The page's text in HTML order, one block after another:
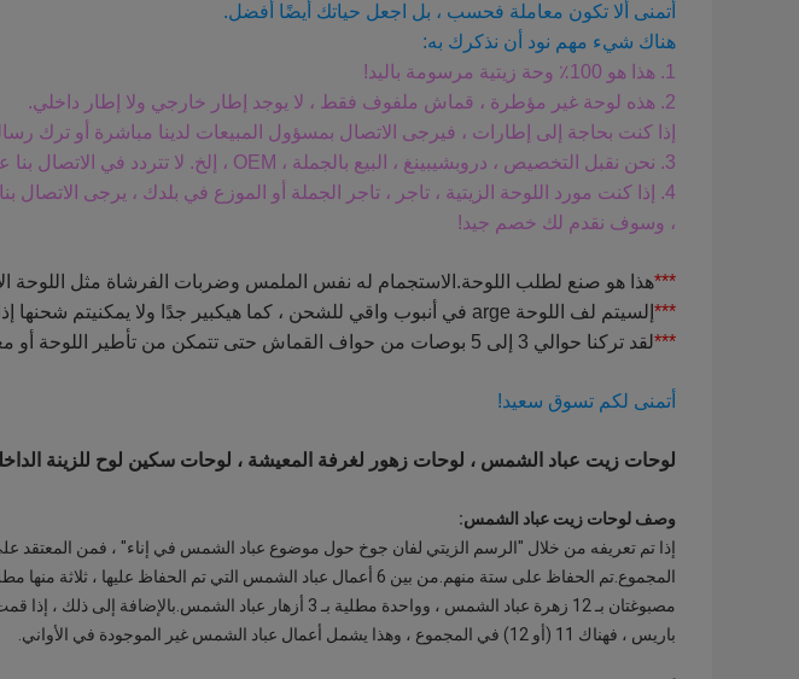
أتمنى ألا تكون معاملة فحسب ، بل اجعل حياتك أيضًا أفضل.
هناك شيء مهم نود أن نذكرك به:
1. هذا هو 100٪ وحة زيتية مرسومة باليد!
2. هذه لوحة غير مؤطرة ، قماش ملفوف فقط ، لا يوجد إطار خارجي ولا إطار داخلي.
إذا كنت بحاجة إلى إطارات ، فيرجى الاتصال بمسؤول المبيعات لدينا مباشرة أو ترك
3. نحن نقبل التخصيص ، دروبشيبينغ ، البيع بالجملة ، OEM ، إلخ. لا تتردد في الاتصال بنا عن طريق الرسائل.
4. إذا كنت مورد اللوحة الزيتية ، تاجر ، تاجر الجملة أو الموزع في بلدك ، يرجى الاتصال
، وسوف نقدم لك خصم جيد!
***هذا هو صنع لطلب اللوحة.الاستجمام له نفس الملمس وضربات الفرشاة مثل اللوحة
*** إلسيتم لف اللوحة arge في أنبوب واقي للشحن ، كما هي كبير جدًا ولا يمكنيتم شحنها
***لقد تركنا حوالي 3 إلى 5 بوصات من حواف القماش حتى تتمكن من تأطير اللوحة أو معرضها في متجر الإطارات المحلي.
أتمنى لكم تسوق سعيد!
لوحات زيت عباد الشمس ، لوحات زهور لغرفة المعيشة ، لوحات سكين لوح للزينة
وصف لوحات زيت عباد الشمس:
إذا تم تعريفه من خلال "الرسم الزيتي لفان جوخ حول موضوع عباد الشمس في إناء" ، فمن المعتقد
مصبوغتان بـ 12 زهرة عباد الشمس ، وواحدة مطلية بـ 3 أزهار عباد
باريس ، فهناك 11 (أو 12) في المجموع ، وهذا يشمل أعمال عباد الشمس غير الموجودة في الأواني.